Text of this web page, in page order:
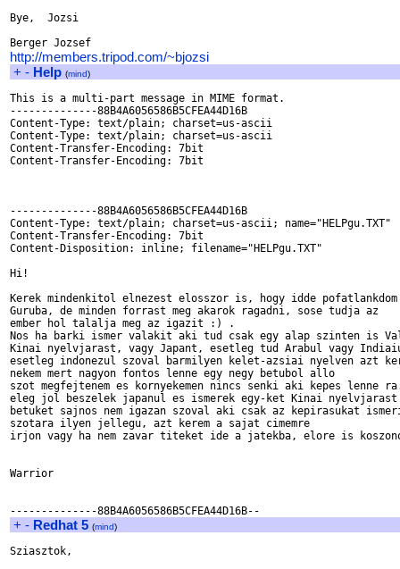
Bye,  Jozsi
http://members.tripod.com/~bjozsi
+ - Help (mind)
This is a multi-part message in MIME format.
--------------88B4A6056586B5CFEA44D16B
Content-Type: text/plain; charset=us-ascii
Content-Type: text/plain; charset=us-ascii
Content-Transfer-Encoding: 7bit
Content-Transfer-Encoding: 7bit
--------------88B4A6056586B5CFEA44D16B
Content-Type: text/plain; charset=us-ascii; name="HELPgu.TXT"
Content-Transfer-Encoding: 7bit
Content-Disposition: inline; filename="HELPgu.TXT"
Hi!
Kerek mindenkitol elnezest elosszor is, hogy idde
Guruba, de minden forrast meg akarok ragadni, sose tudja az
ember hol talalja meg az igazit :) .
Nos ha barki ismer valakit aki tud csak egy alap szinten is
Kinai nyelvjarast, vagy Japant, esetleg tud Arabul vagy
esetleg indonezul szoval barmilyen kelet-azsiai nyelven azt
nekem mert nagyon fontos lenne egy negy betubol allo
szot megfejtenem es kornyekemen nincs senki aki kepes lenne
eleg jol beszelek japanul es ismerek egy-ket Kinai
betuket sajnos nem igazan szoval aki csak az kepirasukat
szotara ilyen jellegu, azt kerem a sajat cimemre
irjon vagy ha nem zavar titeket ide a jatekba, elore is
Warrior
+ - Redhat 5 (mind)
Sziasztok,